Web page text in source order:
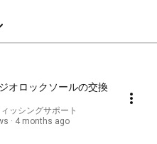
オロックソールの交換
ッシングサポート
4 months ago